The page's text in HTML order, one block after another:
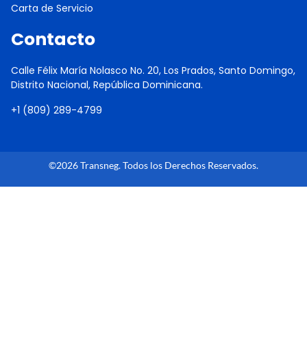
Carta de Servicio
Contacto
Calle Félix María Nolasco No. 20, Los Prados, Santo Domingo,
Distrito Nacional, República Dominicana.
+1 (809) 289-4799
©2026 Transneg. Todos los Derechos Reservados.